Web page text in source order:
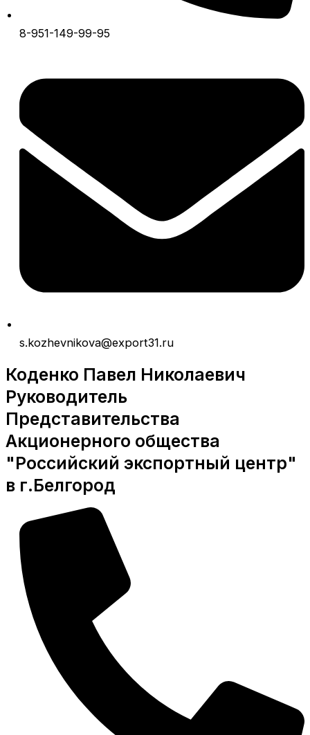
8-951-149-99-95
s.kozhevnikova@export31.ru
Коденко Павел Николаевич
Руководитель
Представительства
Акционерного общества
"Российский экспортный центр"
в г.Белгород